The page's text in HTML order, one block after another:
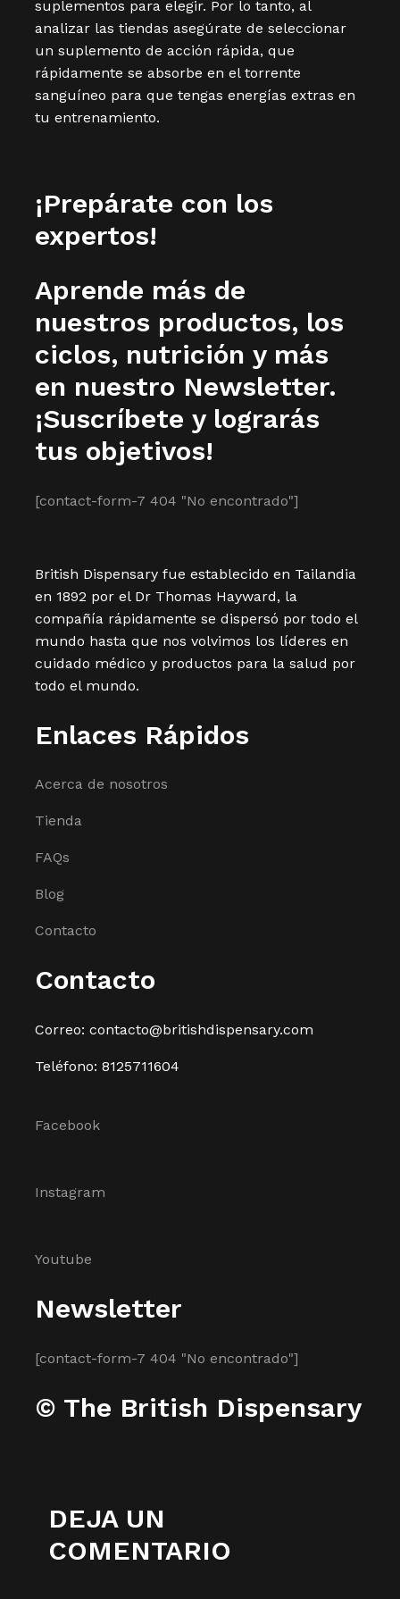
suplementos para elegir. Por lo tanto, al
analizar las tiendas asegúrate de seleccionar
un suplemento de acción rápida, que
rápidamente se absorbe en el torrente
sanguíneo para que tengas energías extras en
tu entrenamiento.
¡Prepárate con los
expertos!
Aprende más de
nuestros productos, los
ciclos, nutrición y más
en nuestro Newsletter.
¡Suscríbete y lograrás
tus objetivos!
[contact-form-7 404 "No encontrado"]
British Dispensary fue establecido en Tailandia
en 1892 por el Dr Thomas Hayward, la
compañía rápidamente se dispersó por todo el
mundo hasta que nos volvimos los líderes en
cuidado médico y productos para la salud por
todo el mundo.
Enlaces Rápidos
Acerca de nosotros
Tienda
FAQs
Blog
Contacto
Contacto
Correo: contacto@britishdispensary.com
Teléfono: 8125711604
Facebook
Instagram
Youtube
Newsletter
[contact-form-7 404 "No encontrado"]
© The British Dispensary
DEJA UN
COMENTARIO